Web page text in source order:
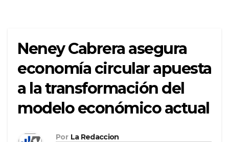
Neney Cabrera asegura
economía circular apuesta
a la transformación del
modelo económico actual
Por La Redaccion